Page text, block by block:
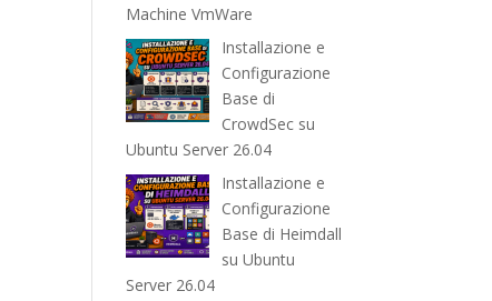
Machine VmWare
Installazione e
Configurazione
Base di
CrowdSec su
Ubuntu Server 26.04
Installazione e
Configurazione
Base di Heimdall
su Ubuntu
Server 26.04